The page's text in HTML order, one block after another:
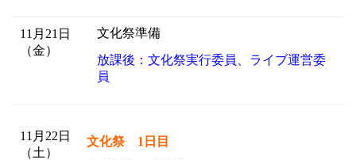
11月21日
（金）
文化祭準備
放課後：文化祭実行委員、ライブ運営委
員
11月22日
（土）
文化祭 1日目